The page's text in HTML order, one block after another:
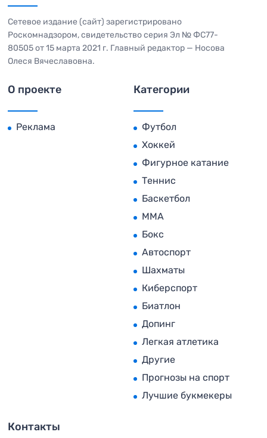
Сетевое издание (сайт) зарегистрировано
Роскомнадзором, свидетельство серия Эл № ФС77-
80505 от 15 марта 2021 г. Главный редактор — Носова
Олеся Вячеславовна.
О проекте
Реклама
Категории
Футбол
Хоккей
Фигурное катание
Теннис
Баскетбол
MMA
Бокс
Автоспорт
Шахматы
Киберспорт
Биатлон
Допинг
Легкая атлетика
Другие
Прогнозы на спорт
Лучшие букмекеры
Контакты